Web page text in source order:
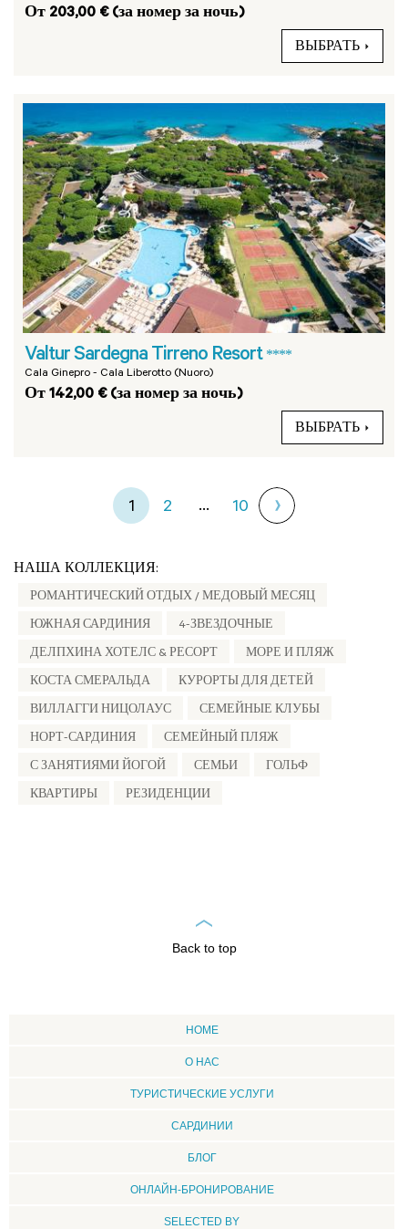
От 203,00 € (за номер за ночь)
ВЫБРАТЬ
Valtur Sardegna Tirreno Resort ****
Cala Ginepro - Cala Liberotto (Nuoro)
От 142,00 € (за номер за ночь)
ВЫБРАТЬ
1 2 ... 10
НАША КОЛЛЕКЦИЯ:
РОМАНТИЧЕСКИЙ ОТДЫХ / МЕДОВЫЙ МЕСЯЦ
ЮЖНАЯ САРДИНИЯ 4-ЗВЕЗДОЧНЫЕ
ДЕЛПХИНА ХОТЕЛС & РЕСОРТ МОРЕ И ПЛЯЖ
КОСТА СМЕРАЛЬДА КУРОРТЫ ДЛЯ ДЕТЕЙ
ВИЛЛАГГИ НИЦОЛАУС СЕМЕЙНЫЕ КЛУБЫ
НОРТ-САРДИНИЯ СЕМЕЙНЫЙ ПЛЯЖ
С ЗАНЯТИЯМИ ЙОГОЙ СЕМЬИ ГОЛЬФ
КВАРТИРЫ РЕЗИДЕНЦИИ
Back to top
HOME
О НАС
ТУРИСТИЧЕСКИЕ УСЛУГИ
CАРДИНИИ
БЛОГ
ОНЛАЙН-БРОНИРОВАНИЕ
SELECTED BY